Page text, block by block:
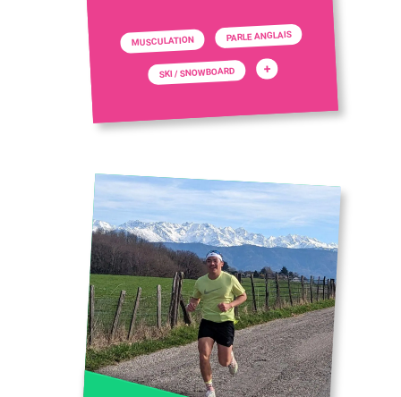
MUSCULATION PARLE ANGLAIS
SKI / SNOWBOARD +